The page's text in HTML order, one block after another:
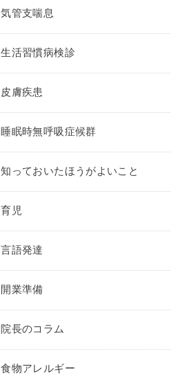
気管支喘息
生活習慣病検診
皮膚疾患
睡眠時無呼吸症候群
知っておいたほうがよいこと
育児
言語発達
開業準備
院長のコラム
食物アレルギー